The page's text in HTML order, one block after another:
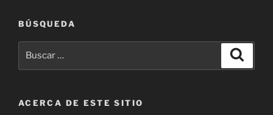
BÚSQUEDA
ACERCA DE ESTE SITIO